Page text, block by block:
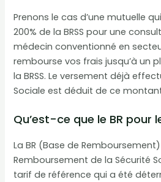
Prenons le cas d’une mutuelle
200% de la BRSS pour une
médecin conventionné en
rembourse vos frais jusqu’à un
la BRSS. Le versement déjà
Sociale est déduit de ce
Qu’est-ce que le BR pour
La BR (Base de Remboursement)
Remboursement de la Sécurité
tarif de référence qui a été